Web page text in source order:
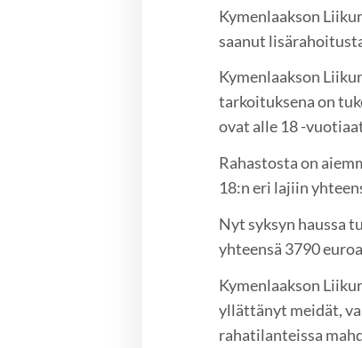
Kymenlaakson
saanut
Kymenlaakson
tarkoituksena on
ovat alle 18 -
Rahastosta on
18:n eri lajiin
Nyt syksyn haussa
yhteensä 3790
Kymenlaakson
yllättänyt meidät,
rahatilanteissa